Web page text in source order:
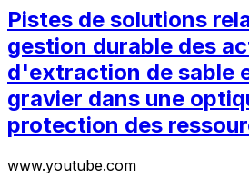
Pistes de solutions
gestion durable des
d'extraction de sable
gravier dans une
protection des
www.youtube.com